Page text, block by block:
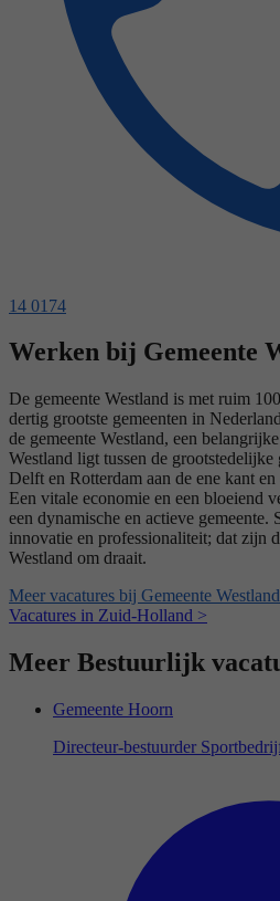
14 0174
Werken bij Gemeente
De gemeente Westland is met ruim
dertig grootste gemeenten in
de gemeente Westland, een
Westland ligt tussen de
Delft en Rotterdam aan de ene kant
Een vitale economie en een bloeiend
een dynamische en actieve gemeente.
innovatie en professionaliteit; dat zijn
Westland om draait.
Meer vacatures bij Gemeente
Vacatures in Zuid-Holland >
Meer Bestuurlijk
Gemeente Hoorn
Directeur-bestuurder